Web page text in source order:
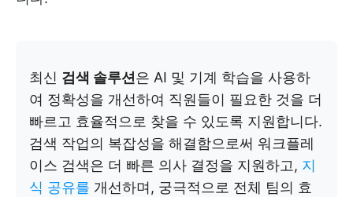
최신 검색 솔루션은 AI 및 기계 학습을 사용하
여 정확성을 개선하여 직원들이 필요한 것을 더
빠르고 효율적으로 찾을 수 있도록 지원합니다.
검색 작업의 복잡성을 해결함으로써 워크플레
이스 검색은 더 빠른 의사 결정을 지원하고, 지
식 공유를 개선하며, 궁극적으로 전체 팀의 효